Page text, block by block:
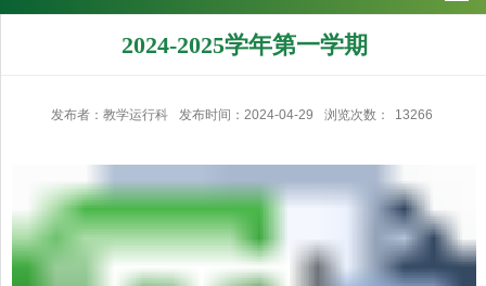
2024-2025学年第一学期
发布者：教学运行科 发布时间：2024-04-29 浏览次数： 13266